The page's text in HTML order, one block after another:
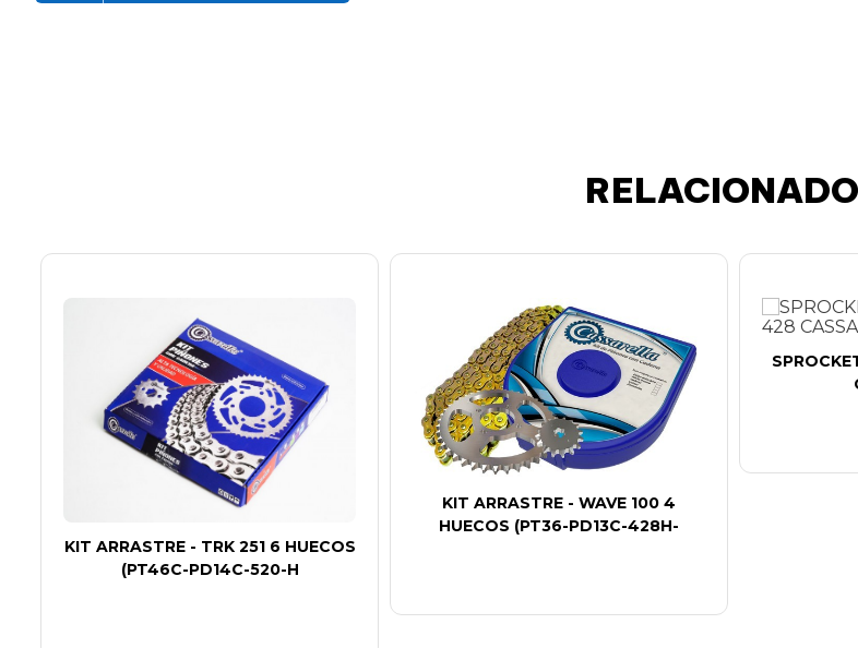
KIT ARRASTRE - TRK 251 6 HUECOS
(PT46C-PD14C-520-H
KIT ARRASTRE - WAVE 100 4
HUECOS (PT36-PD13C-428H-